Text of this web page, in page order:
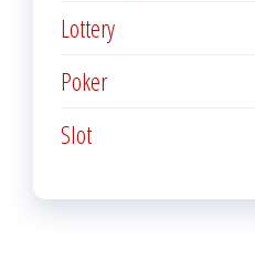
Lottery
Poker
Slot